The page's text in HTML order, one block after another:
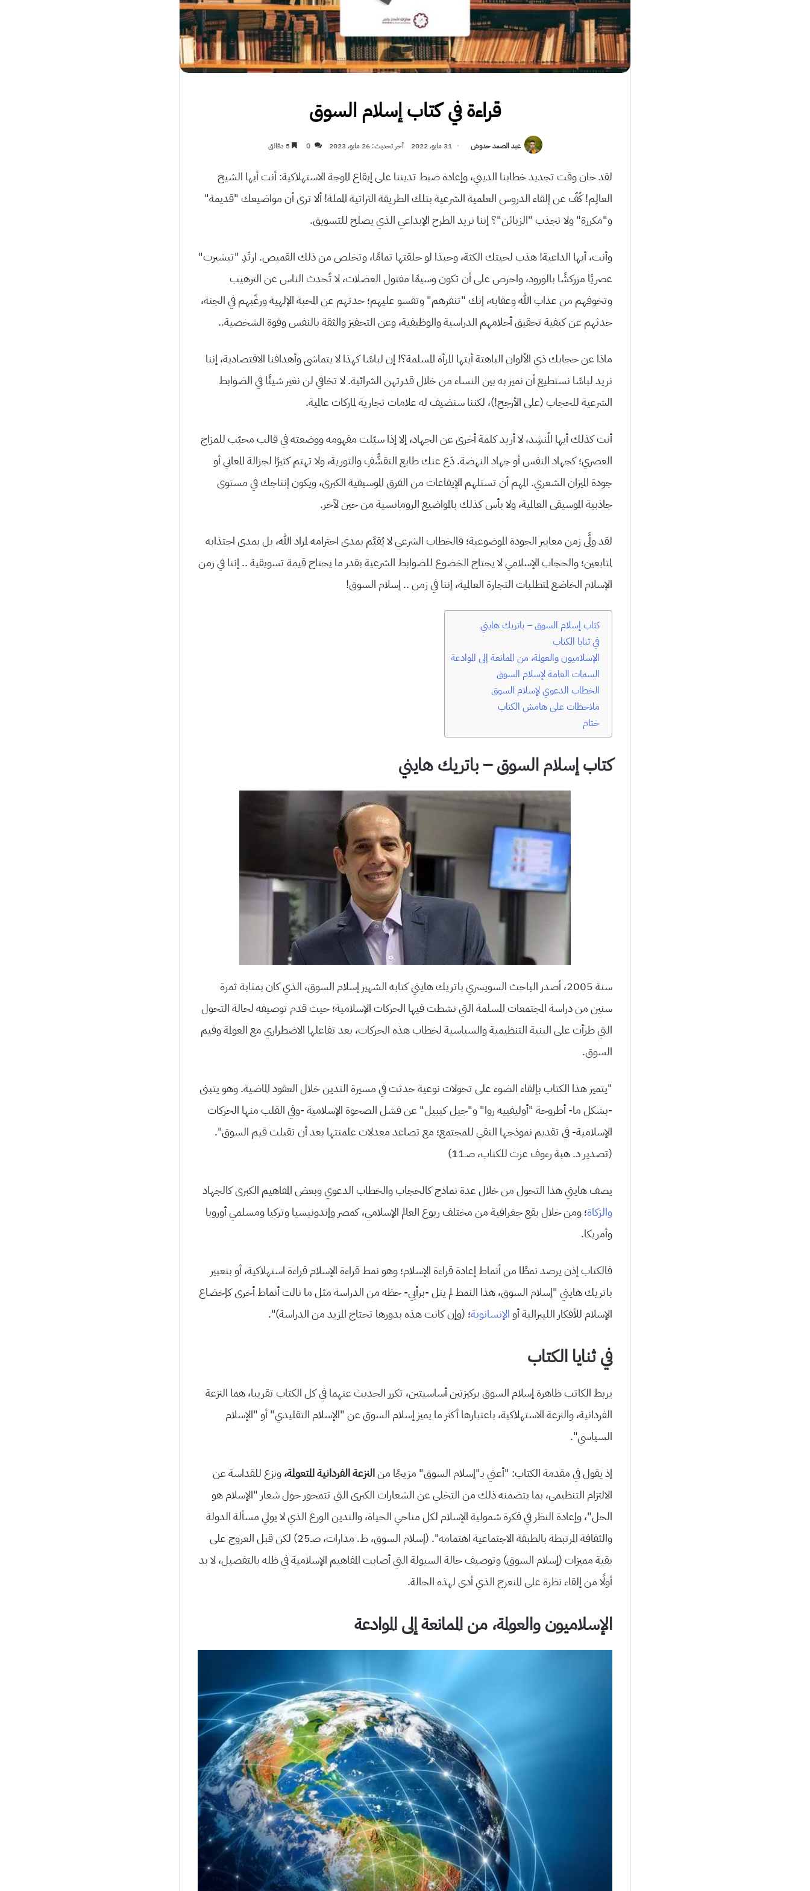
قراءة في كتاب إسلام السوق
عبد الصمد حدوش 31 مايو، 2022 آخر تحديث: 26 مايو، 2023 0
لقد حان وقت تجديد خطابنا الديني، وإعادة ضبط تديننا على إيقاع الموجة الاستهلاكية: أنت أيها الشيخ
العالِم! كُفّ عن إلقاء الدروس العلمية الشرعية بتلك الطريقة التراثية المملة! ألا ترى أن مواضيعك “قديمة”
و”مكررة” ولا تجذب “الزبائن”؟ إننا نريد الطرح الإبداعي الذي يصلح للتسويق.
وأنت، أيها الداعية! هذب لحيتك الكثة، وحبذا لو حلقتها تمامًا، وتخلص من ذلك القميص. ارتَدِ “تيشيرت”
عصريًا مزركشًا بالورود، واحرص على أن تكون وسيمًا مفتول العضلات، لا تُحدث الناس عن الترهيب
وتخوفهم من عذاب الله وعقابه، إنك “تنفرهم” وتقسو عليهم؛ حدثهم عن المحبة الإلهية ورغّبهم في الجنة،
حدثهم عن كيفية تحقيق أحلامهم الدراسية والوظيفية، وعن التحفيز والثقة بالنفس وقوة الشخصية..
ماذا عن حجابك ذي الألوان الباهتة أيتها المرأة المسلمة؟! إن لباسًا كهذا لا يتماشى وأهدافنا الاقتصادية، إننا
نريد لباسًا نستطيع أن نميز به بين النساء من خلال قدرتهن الشرائية. لا تخافي لن نغير شيئًا في الضوابط
الشرعية للحجاب (على الأرجح!)، لكننا سنضيف له علامات تجارية لماركات عالمية.
أنت كذلك أيها المُنشِد، لا أريد كلمة أخرى عن الجهاد، إلا إذا سيّلت مفهومه ووضعته في قالب محبّب للمزاج
العصري؛ كجهاد النفس أو جهاد النهضة. دَع عنك طابع التقشُّفِ والثورية، ولا تهتم كثيرًا لجزالة المعاني أو
جودة الميزان الشعري. المهم أن تستلهم الإيقاعات من الفرق الموسيقية الكبرى، ويكون إنتاجك في مستوى
جاذبية الموسيقى العالمية، ولا بأس كذلك بالمواضيع الرومانسية من حين لآخر.
لقد ولَّى زمن معايير الجودة الموضوعية؛ فالخطاب الشرعي لا يُقيَّم بمدى احترامه لمراد الله، بل بمدى اجتذابه
لمتابعين؛ والحجاب الإسلامي لا يحتاج الخضوع للضوابط الشرعية بقدر ما يحتاج قيمة تسويقية .. إننا في زمن
الإسلام الخاضع لمتطلبات التجارة العالمية، إننا في زمن .. إسلام السوق!
كتاب إسلام السوق – باتريك هايني
في ثنايا الكتاب
الإسلاميون والعولمة، من الممانعة إلى الموادعة
السمات العامة لإسلام السوق
الخطاب الدعوي لإسلام السوق
ملاحظات على هامش الكتاب
ختام
كتاب إسلام السوق – باتريك هايني
سنة 2005، أصدر الباحث السويسري باتريك هايني كتابه الشهير إسلام السوق، الذي كان بمثابة ثمرة
سنين من دراسة المجتمعات المسلمة التي نشطت فيها الحركات الإسلامية؛ حيث قدم توصيفه لحالة التحول
التي طرأت على البنية التنظيمية والسياسية لخطاب هذه الحركات، بعد تفاعلها الاضطراري مع العولمة وقيم
السوق.
“يتميز هذا الكتاب بإلقاء الضوء على تحولات نوعية حدثت في مسيرة التدين خلال العقود الماضية. وهو يتبنى
-بشكل ما- أطروحة “أوليفييه روا” و”جيل كيبيل” عن فشل الصحوة الإسلامية -وفي القلب منها الحركات
الإسلامية- في تقديم نموذجها النقي للمجتمع؛ مع تصاعد معدلات علمنتها بعد أن تقبلت قيم السوق”.
(تصدير د. هبة رءوف عزت للكتاب، صـ11)
يصف هايني هذا التحول من خلال عدة نماذج كالحجاب والخطاب الدعوي وبعض المفاهيم الكبرى كالجهاد
والزكاة؛ ومن خلال بقع جغرافية من مختلف ربوع العالم الإسلامي، كمصر وإندونيسيا وتركيا ومسلمي أوروبا
وأمريكا.
فالكتاب إذن يرصد نمطًا من أنماط إعادة قراءة الإسلام؛ وهو نمط قراءة الإسلام قراءة استهلاكية، أو بتعبير
باتريك هايني “إسلام السوق، هذا النمط لم ينل -برأيي- حظه من الدراسة مثل ما نالت أنماط أخرى كإخضاع
الإسلام للأفكار الليبرالية أوالإنسانوية؛ (وإن كانت هذه بدورها تحتاج المزيد من الدراسة)”.
في ثنايا الكتاب
يربط الكاتب ظاهرة إسلام السوق بركيزتين أساسيتين، تكرر الحديث عنهما في كل الكتاب تقريبا، هما النزعة
الفردانية، والنزعة الاستهلاكية، باعتبارها أكثر ما يميز إسلام السوق عن “الإسلام التقليدي” أو “الإسلام
السياسي”.
إذ يقول في مقدمة الكتاب: “أعني بـ”إسلام السوق“ مزيجًا منالنزعةالفردانيةالمتعولمة،ونزع للقداسة عن
الالتزام التنظيمي، بما يتضمنه ذلك من التخلي عن الشعارات الكبرى التي تتمحور حول شعار “الإسلام هو
الحل”، وإعادة النظر في فكرة شمولية الإسلام لكل مناحي الحياة، والتدين الورع الذي لا يولي مسألة الدولة
والثقافة المرتبطة بالطبقة الاجتماعية اهتمامه”. (إسلام السوق، ط. مدارات، صـ25) لكن قبل العروج على
بقية مميزات (إسلام السوق) وتوصيف حالة السيولة التي أصابت المفاهيم الإسلامية في ظله بالتفصيل، لا بد
أولًا من إلقاء نظرة على المنعرج الذي أدى لهذه الحالة.
الإسلاميون والعولمة، من الممانعة إلى الموادعة